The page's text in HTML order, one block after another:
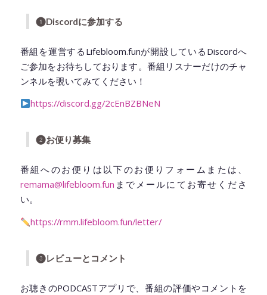
❶Discordに参加する
番組を運営するLifebloom.funが開設しているDiscordへ
ご参加をお待ちしております。番組リスナーだけのチャ
ンネルを覗いてみてください！
https://discord.gg/2cEnBZBNeN
❷お便り募集
番組へのお便りは以下のお便りフォームまたは、
remama@lifebloom.fun までメールにてお寄せくださ
い。
https://rmm.lifebloom.fun/letter/
❸レビューとコメント
お聴きのPODCASTアプリで、番組の評価やコメントを